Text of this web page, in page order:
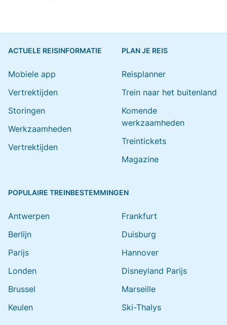
ACTUELE REISINFORMATIE
Mobiele app
Vertrektijden
Storingen
Werkzaamheden
Vertrektijden
PLAN JE REIS
Reisplanner
Trein naar het buitenland
Komende
werkzaamheden
Treintickets
Magazine
POPULAIRE TREINBESTEMMINGEN
Antwerpen
Berlijn
Parijs
Londen
Brussel
Keulen
Frankfurt
Duisburg
Hannover
Disneyland Parijs
Marseille
Ski-Thalys